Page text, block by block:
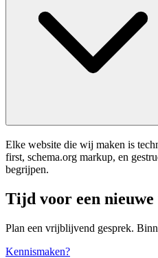
Elke website die wij maken is
first, schema.org markup, en
begrijpen.
Tijd voor een
Plan een vrijblijvend gesprek.
Kennismaken?